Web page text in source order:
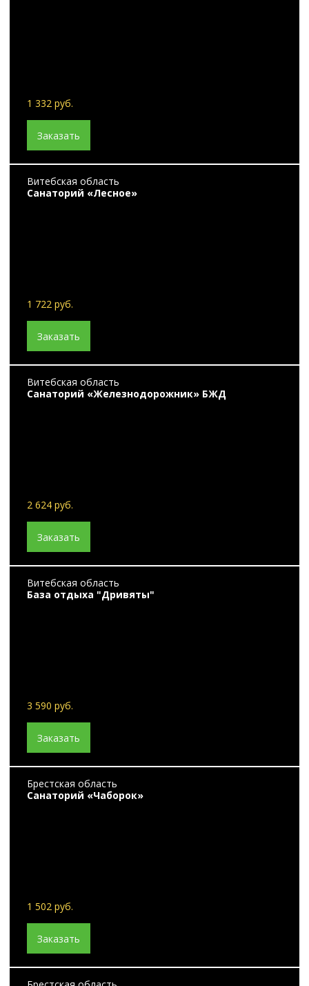
1 332 руб.
Заказать
Витебская область
Санаторий «Лесное»
1 722 руб.
Заказать
Витебская область
Санаторий «Железнодорожник» БЖД
2 624 руб.
Заказать
Витебская область
База отдыха "Дривяты"
3 590 руб.
Заказать
Брестская область
Санаторий «Чаборок»
1 502 руб.
Заказать